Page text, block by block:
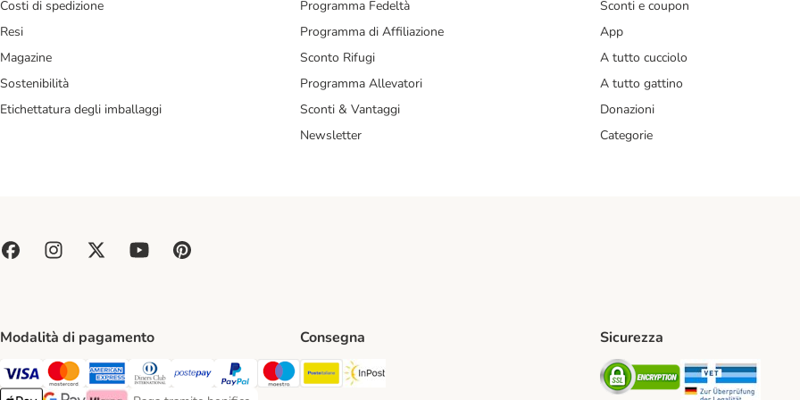
Costi di spedizione
Resi
Magazine
Sostenibilità
Etichettatura degli imballaggi
Programma Fedeltà
Programma di Affiliazione
Sconto Rifugi
Programma Allevatori
Sconti & Vantaggi
Newsletter
Sconti e coupon
App
A tutto cucciolo
A tutto gattino
Donazioni
Categorie
Modalità di pagamento
Paga con Visa. Payment Method
Paga con Mastercard. Payment Method
Paga con American Express. Payment Method
Paga con Diners Club. Payment Method
Paga con Postepay. Payment Method
Paga con PayPal. Payment Method
Paga con Maestro. Payment Method
Consegna
Poste Italiane. Shipping Method
Sicurezza
Security